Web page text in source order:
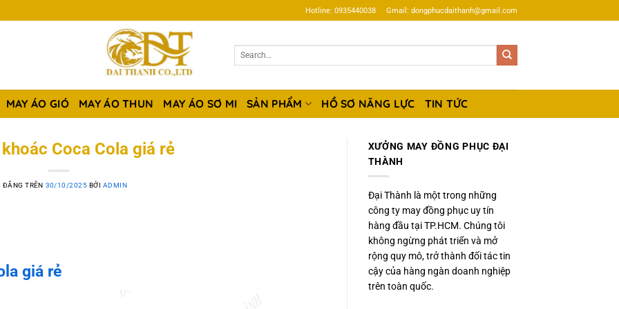
Hotline: 0935440038 Gmail: dongphucdaithanh@gmail.com
MAY ÁO GIÓ MAY ÁO THUN MAY ÁO SƠ MI SẢN PHẨM HỒ SƠ NĂNG LỰC TIN TỨC
Coca Cola giá rẻ
ĐĂNG TRÊN 30/10/2025 BỞI ADMIN
giá rẻ
XƯỞNG MAY ĐỒNG PHỤC ĐẠI
THÀNH
Đại Thành là một trong những
công ty may đồng phục uy tín
hàng đầu tại TP.HCM. Chúng tôi
không ngừng phát triển và mở
rộng quy mô, trở thành đối tác tin
cậy của hàng ngàn doanh nghiệp
trên toàn quốc.